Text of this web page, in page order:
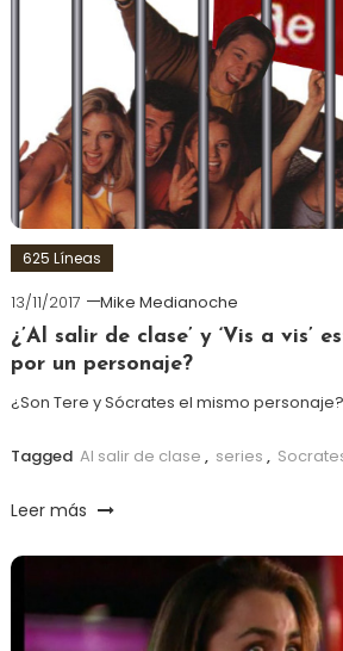
625 Líneas
13/11/2017
Mike Medianoche
¿’Al salir de clase’ y ‘Vis a vis’
por un personaje?
¿Son Tere y Sócrates el mismo personaje?
Tagged Al salir de clase , series ,
Leer más